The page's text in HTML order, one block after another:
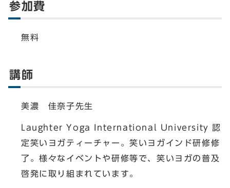
参加費
無料
講師
美濃 佳奈子先生
Laughter Yoga International University 認
定笑いヨガティーチャー。笑いヨガインド研修修
了。様々なイベントや研修等で、笑いヨガの普及
啓発に取り組まれています。